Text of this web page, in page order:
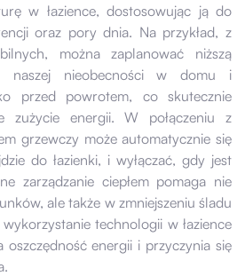
w łazience, dostosowując ją do
oraz pory dnia. Na przykład, z
można zaplanować niższą
naszej nieobecności w domu i
przed powrotem, co skutecznie
zużycie energii. W połączeniu z
grzewczy może automatycznie się
do łazienki, i wyłączać, gdy jest
zarządzanie ciepłem pomaga nie
ale także w zmniejszeniu śladu
technologii w łazience
oszczędność energii i przyczynia się